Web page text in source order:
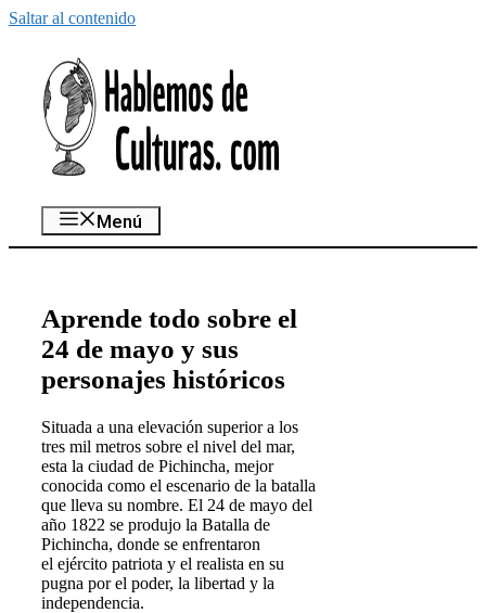
Saltar al contenido
Menú
Aprende todo sobre el
24 de mayo y sus
personajes históricos
Situada a una elevación superior a los
tres mil metros sobre el nivel del mar,
esta la ciudad de Pichincha, mejor
conocida como el escenario de la batalla
que lleva su nombre. El 24 de mayo del
año 1822 se produjo la Batalla de
Pichincha, donde se enfrentaron
el ejército patriota y el realista en su
pugna por el poder, la libertad y la
independencia.